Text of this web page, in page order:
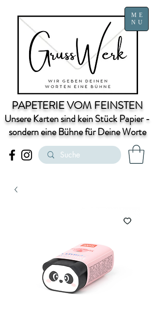
PAPETERIE VOM FEINSTEN
Unsere Karten sind kein Stück Papier -
sondern eine Bühne für Deine Worte
ME
NU